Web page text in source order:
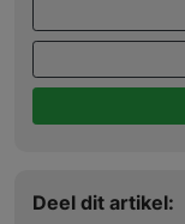
Deel dit artikel: